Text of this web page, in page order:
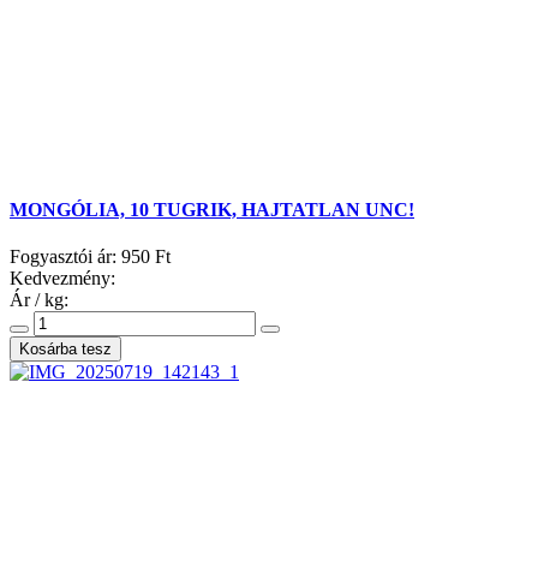
MONGÓLIA, 10 TUGRIK, HAJTATLAN UNC!
Fogyasztói ár: 950 Ft
Kedvezmény:
Ár / kg: